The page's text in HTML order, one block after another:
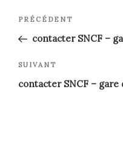
Navigation
de
l’article
Article
précédent
PRÉCÉDENT
contacter SNCF –
Article
suivant
SUIVANT
contacter SNCF – gare